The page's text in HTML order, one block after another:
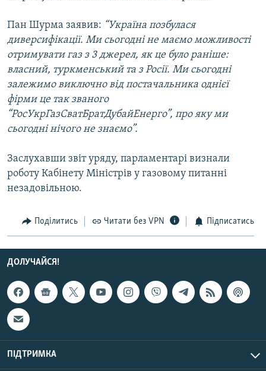
Пан Шурма заявив: “Україна позбулася
диверсифікації. Ми сьогодні не маємо можливості
отримувати газ з 3 джерел, як це було раніше:
власний, туркменський та з Росії. Ми сьогодні
залежимо виключно від постачальника однієї
фірми це так званого
“РосУкрГазСватБратДубайЕнерго”, про яку ми
сьогодні нічого не знаємо”.
Заслухавши звіт уряду, парламентарі визнали
роботу Кабінету Міністрів у газовому питанні
незадовільною.
Поділитись Читати без VPN Підписатись
ДОЛУЧАЙСЯ!
ПІДТРИМКА